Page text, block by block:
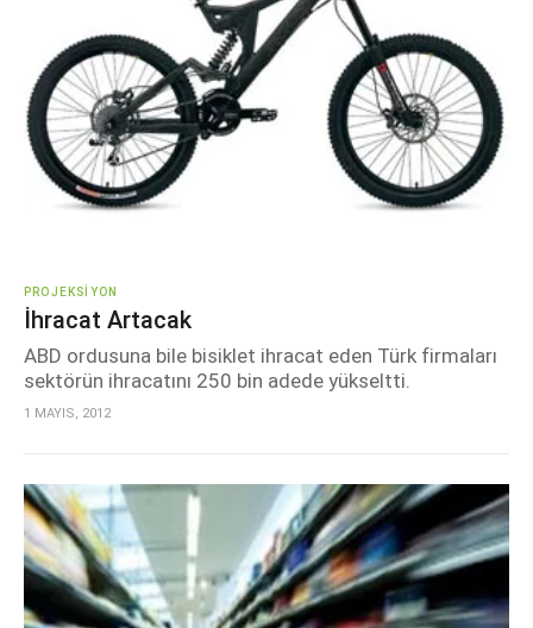
PROJEKSIYON
İhracat Artacak
ABD ordusuna bile bisiklet ihracat eden Türk firmaları
sektörün ihracatını 250 bin adede yükseltti.
1 MAYIS, 2012